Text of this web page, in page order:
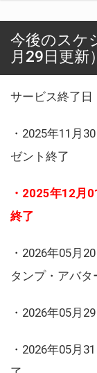
今後のスケ
月29日更新）
サービス終了日
・2025年11月
ゼント終了
・2025年12月
終了
・2026年05月
タンプ・アバ
・2026年05月
・2026年05月